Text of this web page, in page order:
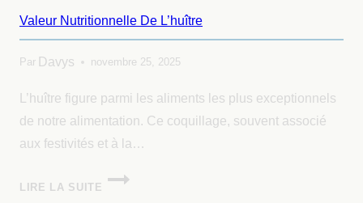
Valeur Nutritionnelle De L’huître
Par Davys novembre 25, 2025
L’huître figure parmi les aliments les plus exceptionnels
de notre alimentation. Ce coquillage, souvent associé
aux festivités et à la…
LIRE LA SUITE